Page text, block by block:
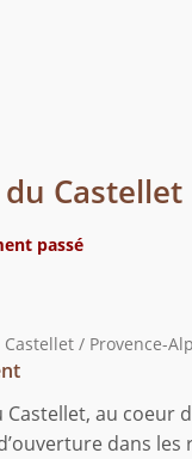
Castellet
passé
Castellet / Provence-
au coeur
dans les